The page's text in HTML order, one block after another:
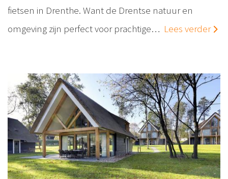
fietsen in Drenthe. Want de Drentse natuur en
omgeving zijn perfect voor prachtige… Lees verder